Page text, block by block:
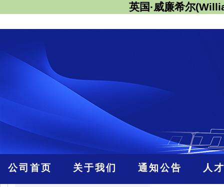
英国·威廉希尔
公司首页 关于我们 通知公告 人